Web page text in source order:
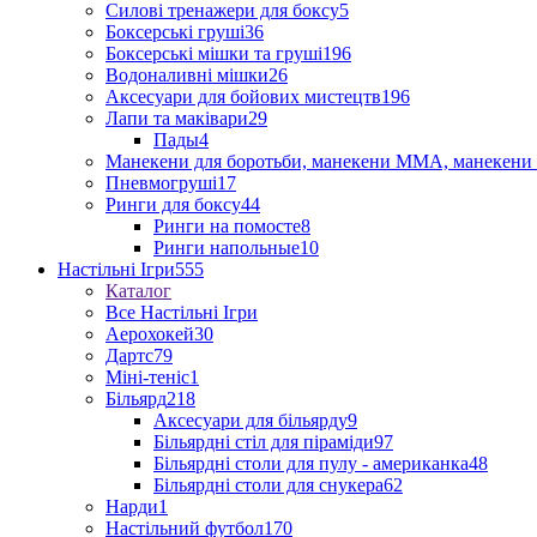
Силові тренажери для боксу5
Боксерські груші36
Боксерські мішки та груші196
Водоналивні мішки26
Аксесуари для бойових мистецтв196
Лапи та маківари29
Пады4
Манекени для боротьби, манекени ММА, манекени
Пневмогруші17
Ринги для боксу44
Ринги на помосте8
Ринги напольные10
Настільні Ігри555
Каталог
Все Настільні Ігри
Аерохокей30
Дартс79
Міні-теніс1
Більярд218
Аксесуари для більярду9
Більярдні стіл для піраміди97
Більярдні столи для пулу - американка48
Більярдні столи для снукера62
Нарди1
Настільний футбол170